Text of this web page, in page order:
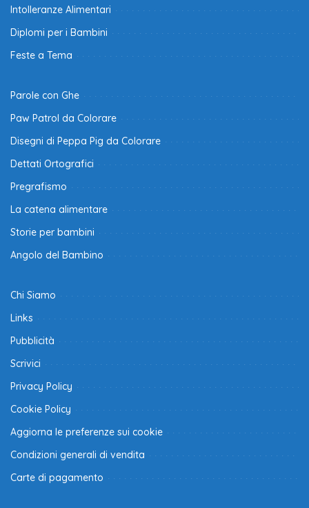
Intolleranze Alimentari
Diplomi per i Bambini
Feste a Tema
Parole con Ghe
Paw Patrol da Colorare
Disegni di Peppa Pig da Colorare
Dettati Ortografici
Pregrafismo
La catena alimentare
Storie per bambini
Angolo del Bambino
Chi Siamo
Links
Pubblicità
Scrivici
Privacy Policy
Cookie Policy
Aggiorna le preferenze sui cookie
Condizioni generali di vendita
Carte di pagamento